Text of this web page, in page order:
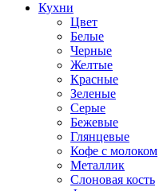
Кухни
Цвет
Белые
Черные
Желтые
Красные
Зеленые
Серые
Бежевые
Глянцевые
Кофе с молоком
Металлик
Слоновая кость